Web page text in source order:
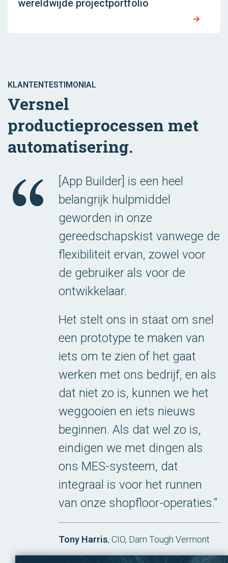
wereldwijde projectportfolio
KLANTENTESTIMONIAL
Versnel
productieprocessen met
automatisering.
[App Builder] is een heel
belangrijk hulpmiddel
geworden in onze
gereedschapskist vanwege de
flexibiliteit ervan, zowel voor
de gebruiker als voor de
ontwikkelaar.
Het stelt ons in staat om snel
een prototype te maken van
iets om te zien of het gaat
werken met ons bedrijf, en als
dat niet zo is, kunnen we het
weggooien en iets nieuws
beginnen. Als dat wel zo is,
eindigen we met dingen als
ons MES-systeem, dat
integraal is voor het runnen
van onze shopfloor-operaties.”
Tony Harris, CIO, Darn Tough Vermont